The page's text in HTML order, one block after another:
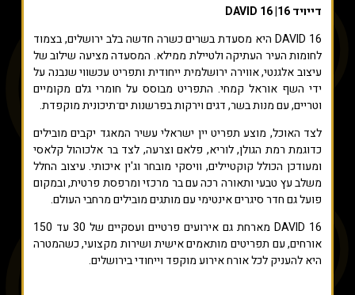
דייויד 16| DAVID 16
DAVID 16 היא מסעדת בשרים כשרה חדשה בלב ירושלים, בצמוד
לחומות העיר העתיקה ולטיילת ממילא. המסעדה מציעה שילוב של
עיצוב אלגנטי, אווירה ירושלמית ייחודית ותפריט עכשווי שנבנה על
ידי השף אוראל קמחי. התפריט מבוסס על חומרי גלם מקומיים
וטריים, עם מנות בשר, דגים וירקות בפרשנות ים־תיכונית מוקפדת.
לצד האוכל, מוצע תפריט יין ישראלי עשיר המאגד יקבים מובילים
כדוגמת רמת הגולן, לוריא, פלאם וצרעה, לצד בר אלכוהול קלאסי
ומעודכן הכולל קוקטיילים, וויסקי מובחר וג'ין איכותי. עיצוב החלל
משלב עץ טבעי ותאורה רכה עם בר מרכזי ומרפסת פרטית, ובמקום
פועל גם חדר סיגרים אינטימי עם מותגים מובילים מרחבי העולם.
DAVID 16 מארחת גם אירועים פרטיים ועסקיים של 30 עד 150
אורחים, עם תפריטים מותאמים אישית ושירות מקצועי, כשהמטרה
היא להעניק לכל אורח אירוע מוקפד וייחודי בירושלים.